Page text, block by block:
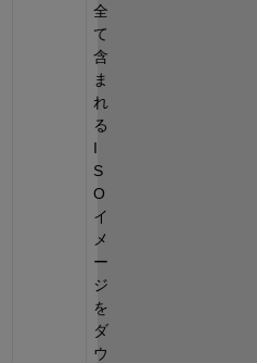
全
て
含
ま
れ
る
I
S
O
イ
メ
ー
ジ
を
ダ
ウ